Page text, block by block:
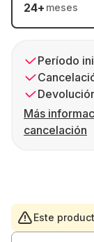
24+ meses
Período
Más
cancelación
Este